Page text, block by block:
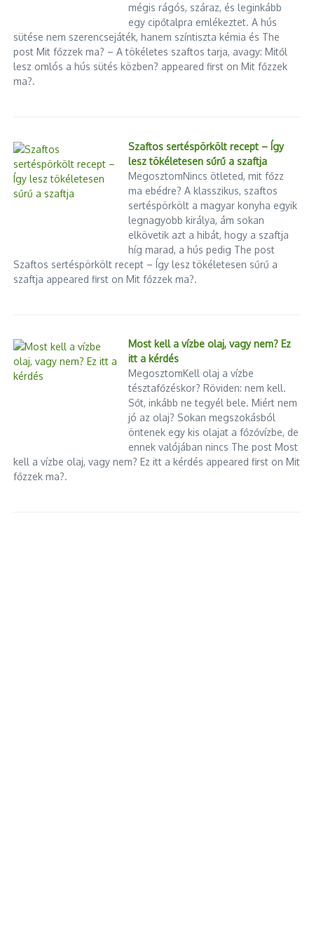
mégis rágós, száraz, és leginkább
egy cipőtalpra emlékeztet. A hús
sütése nem szerencsejáték, hanem színtiszta kémia és The
post Mit főzzek ma? – A tökéletes szaftos tarja, avagy: Mitől
lesz omlós a hús sütés közben? appeared first on Mit főzzek
ma?.
Szaftos sertéspörkölt recept – Így
lesz tökéletesen sűrű a szaftja
MegosztomNincs ötleted, mit főzz
ma ebédre? A klasszikus, szaftos
sertéspörkölt a magyar konyha egyik
legnagyobb királya, ám sokan
elkövetik azt a hibát, hogy a szaftja
híg marad, a hús pedig The post
Szaftos sertéspörkölt recept – Így lesz tökéletesen sűrű a
szaftja appeared first on Mit főzzek ma?.
Most kell a vízbe olaj, vagy nem? Ez
itt a kérdés
MegosztomKell olaj a vízbe
tésztafőzéskor? Röviden: nem kell.
Sőt, inkább ne tegyél bele. Miért nem
jó az olaj? Sokan megszokásból
öntenek egy kis olajat a főzővízbe, de
ennek valójában nincs The post Most
kell a vízbe olaj, vagy nem? Ez itt a kérdés appeared first on Mit
főzzek ma?.